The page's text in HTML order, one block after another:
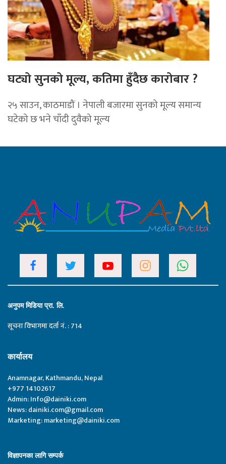
घट्यो सुनको मूल्य, कतिमा हुँदैछ कारोबार ?
२५ साउन, काठमाडौं । नेपाली बजारमा सुनको मूल्य समान्य
घटेको छ भने चाँदी दुवैको मूल्य
अनुपम मिडिया प्रा. लि.
सूचना विभागमा दर्ता नं. : 714
कार्यालय
Anamnagar, Kathmandu, Nepal
+977 14102617
Admin:Info@dainiki.com
News:dainiki.com@gmail.com
Marketing:marketing@dainiki.com
विज्ञापनका लागि सम्पर्क